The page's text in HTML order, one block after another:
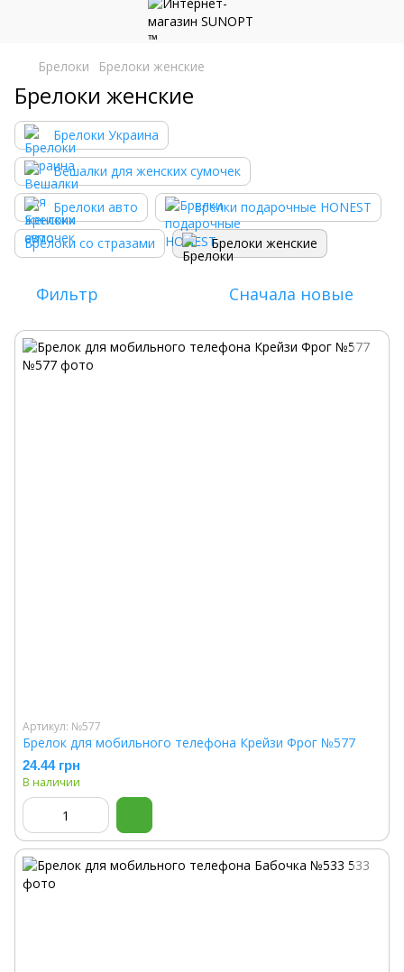
Брелоки Брелоки женские
Брелоки женские
Брелоки Украина
Вешалки для женских сумочек
Брелоки авто Брелки подарочные HONEST
Брелоки со стразами Брелоки женские
Фильтр Сначала новые
Артикул: №577
Брелок для мобильного телефона Крейзи Фрог №577
24.44 грн
В наличии